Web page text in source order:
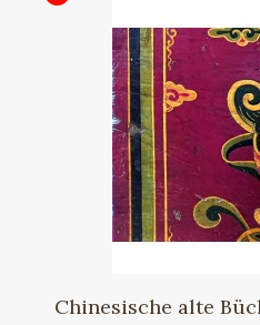
Chinesische alte